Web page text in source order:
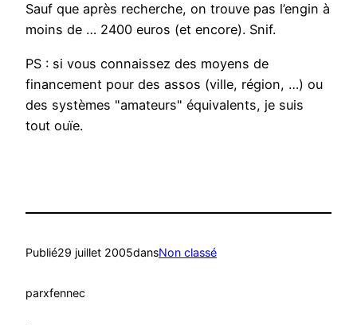
Sauf que après recherche, on trouve pas l’engin à
moins de … 2400 euros (et encore). Snif.
PS : si vous connaissez des moyens de
financement pour des assos (ville, région, …) ou
des systèmes "amateurs" équivalents, je suis
tout ouïe.
Publié29 juillet 2005dansNon classé
parxfennec